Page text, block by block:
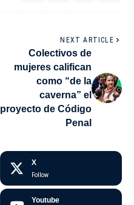
NEXT ARTICLE
Colectivos de
mujeres califican
como “de la
caverna” el
proyecto de Código
Penal
X
Follow
Youtube